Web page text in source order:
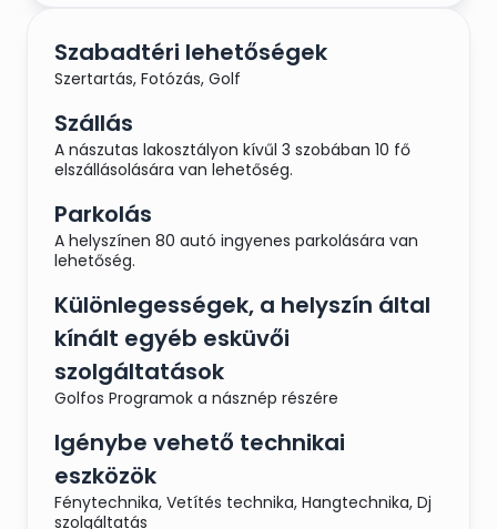
lesztek körülvéve. Mi pedig biztosítjuk,
hogy a felszolgált ételek tökéletesen
illeszkedjenek hozzátok, az
íz- és látványvilágban és nektek csak
annyi dolgotok legyen, hogy jól érezzétek
magatokat. Így biztos a jó szórakozás és
az egy életre szóló élmény.
16 éves vendéglátás-tapasztalatunk
tökéletes biztonságot ad kettőtöknek és
a vendégeiteknek. Ezen a napon
nemcsak a ruhának kell tökéletesen
állnia. Mi az esküvő színét, ízét, illatát és a
formáját is Rátok szabjuk. Az általunk
összeállított 13 féle menüajánlattal és
azok végtelen kombinációival segítünk
okosan számolni és jól dönteni. Nézzetek
szét menüajánlataink között: látni
Szabadtéri lehetőségek
Szertartás, Fotózás, Golf
Szállás
A nászutas lakosztályon kívűl 3 szobában 10 fő
elszállásolására van lehetőség.
Parkolás
A helyszínen 80 autó ingyenes parkolására van
lehetőség.
Különlegességek, a helyszín által
kínált egyéb esküvői
szolgáltatások
Golfos Programok a násznép részére
Igénybe vehető technikai
eszközök
Fénytechnika, Vetítés technika, Hangtechnika, Dj
szolgáltatás